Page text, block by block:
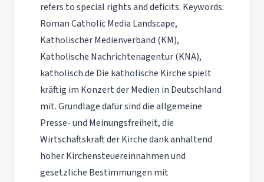
refers to special rights and deficits. Keywords:
Roman Catholic Media Landscape,
Katholischer Medienverband (KM),
Katholische Nachrichtenagentur (KNA),
katholisch.de Die katholische Kirche spielt
kräftig im Konzert der Medien in Deutschland
mit. Grundlage dafür sind die allgemeine
Presse- und Meinungsfreiheit, die
Wirtschaftskraft der Kirche dank anhaltend
hoher Kirchensteuereinnahmen und
gesetzliche Bestimmungen mit